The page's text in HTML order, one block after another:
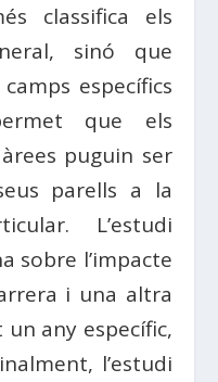
classifica els
sinó que
específics
que els
puguin ser
parells a la
L’estudi
sobre l’impacte
i una altra
any específic,
l’estudi